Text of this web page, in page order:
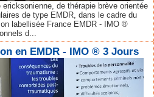
ericksonienne, de thérapie brève orientée
de type EMDR, dans le cadre du
labellisée France EMDR - IMO ®
d...
en EMDR - IMO ® 3 Jours